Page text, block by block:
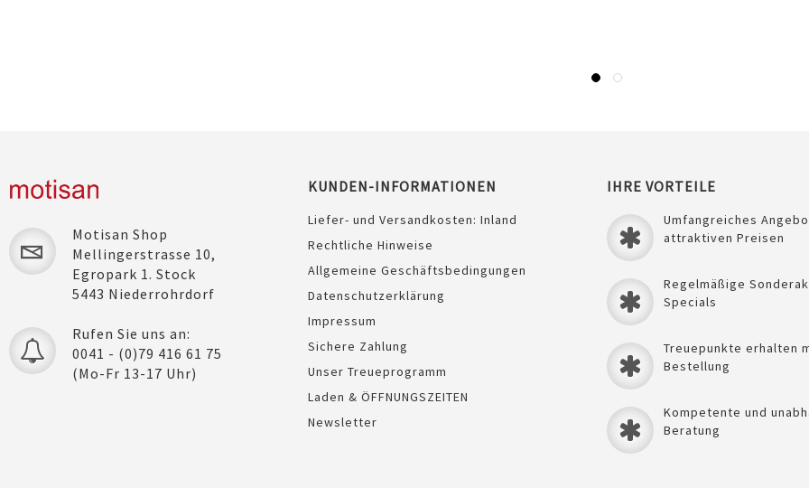
Motisan Shop
Mellingerstrasse 10,
Egropark 1. Stock
5443 Niederrohrdorf
Rufen Sie uns an:
0041 - (0)79 416 61 75
(Mo-Fr 13-17 Uhr)
KUNDEN-INFORMATIONEN
Liefer- und Versandkosten: Inland
Rechtliche Hinweise
Allgemeine Geschäftsbedingungen
Datenschutzerklärung
Impressum
Sichere Zahlung
Unser Treueprogramm
Laden & ÖFFNUNGSZEITEN
Newsletter
IHRE VORTEILE
Umfangreiches
attraktiven Preisen
Regelmäßige
Specials
Treuepunkte erhalten
Bestellung
Kompetente und
Beratung